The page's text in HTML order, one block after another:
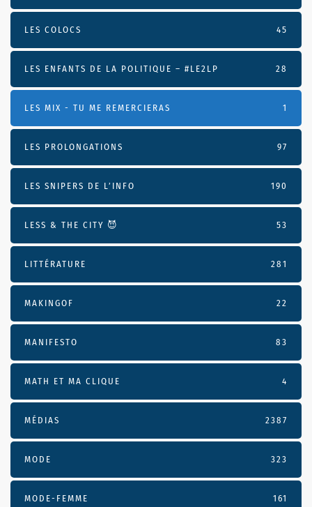
LES COLOCS 45
LES ENFANTS DE LA POLITIQUE – #LE2LP 28
LES MIX - TU ME REMERCIERAS 1
LES PROLONGATIONS 97
LES SNIPERS DE L’INFO 190
LESS & THE CITY 😈 53
LITTÉRATURE 281
MAKINGOF 22
MANIFESTO 83
MATH ET MA CLIQUE 4
MÉDIAS 2387
MODE 323
MODE-FEMME 161